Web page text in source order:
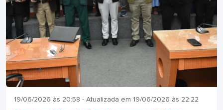
19/06/2026 às 20:58 - Atualizada em 19/06/2026 às 22:22